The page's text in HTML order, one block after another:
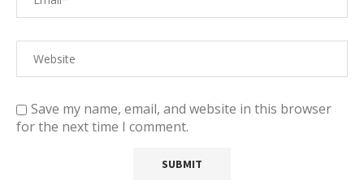
Save my name, email, and website in this browser
for the next time I comment.